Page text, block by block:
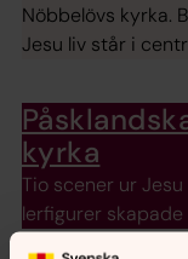
Nöbbelövs kyrka.
Jesu liv står i
kyrka
Tio scener ur
lerfigurer skapade